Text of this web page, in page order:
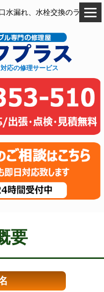
水漏れ、水栓交換のライフ
応の修理サービス
要